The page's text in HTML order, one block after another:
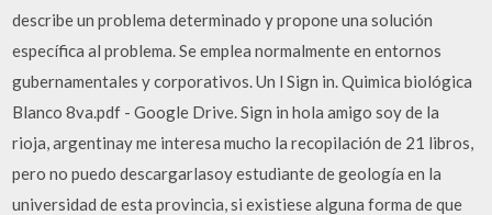
describe un problema determinado y propone una solución
específica al problema. Se emplea normalmente en entornos
gubernamentales y corporativos. Un l Sign in. Quimica biológica
Blanco 8va.pdf - Google Drive. Sign in hola amigo soy de la
rioja, argentinay me interesa mucho la recopilación de 21 libros,
pero no puedo descargarlasoy estudiante de geología en la
universidad de esta provincia, si existiese alguna forma de que